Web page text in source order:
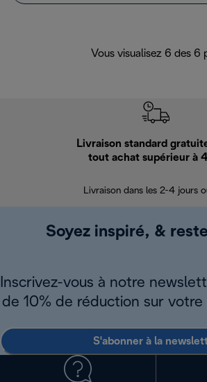
Vous visualisez 6 des 6
Livraison standard
tout achat supérieur à
Livraison dans les 2-4 jours
Soyez inspiré, &
Inscrivez-vous à notre
de 10% de réduction sur votre
S'abonner à la